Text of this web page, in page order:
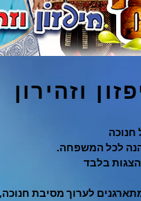
לכל המשפחה.
לערוך מסיבת חנוכה,
וזהירון